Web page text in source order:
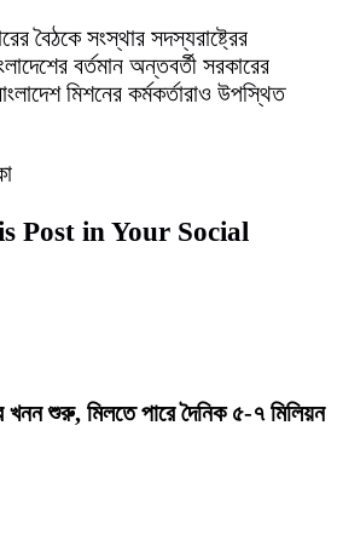
বৈঠকে সংস্থার সদস্যরাষ্ট্রের
বর্তমান অন্তবর্তী সরকারের
মিশনের কর্মকর্তারাও উপস্থিত
Post in Your Social
শুরু, মিলতে পারে দৈনিক ৫-৭ মিলিয়ন